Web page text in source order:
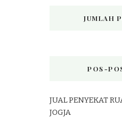
JUMLAH
POS-
JUAL PENYEKAT
JOGJA